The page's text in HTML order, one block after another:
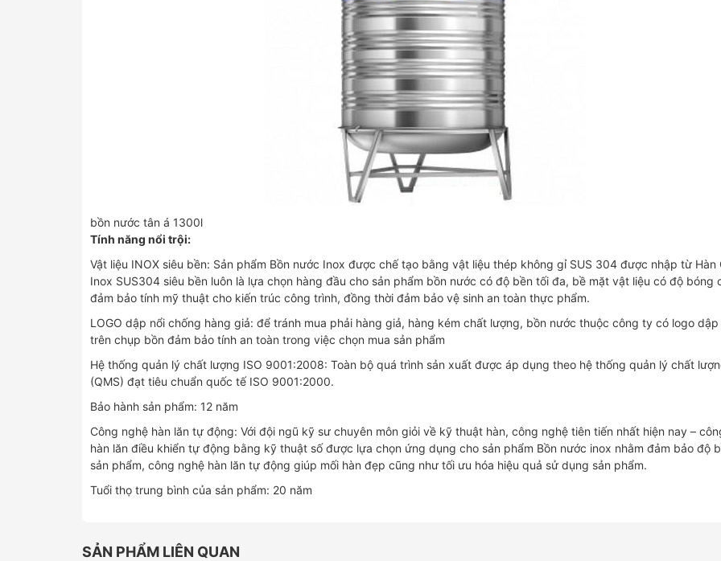
bồn nước tân á 1300l
Tính năng nổi trội:
Vật liệu INOX siêu bền: Sản phẩm Bồn nước Inox được chế tạo bằng vật liệu thép không gỉ SUS 304 được nhập từ Hàn
Inox SUS304 siêu bền luôn là lựa chọn hàng đầu cho sản phẩm bồn nước có độ bền tối đa, bề mặt vật liệu có độ bóng
đảm bảo tính mỹ thuật cho kiến trúc công trình, đồng thời đảm bảo vệ sinh an toàn thực phẩm.
LOGO dập nổi chống hàng giả: để tránh mua phải hàng giả, hàng kém chất lượng, bồn nước thuộc công ty có logo dập
trên chụp bồn đảm bảo tính an toàn trong việc chọn mua sản phẩm
Hệ thống quản lý chất lượng ISO 9001:2008: Toàn bộ quá trình sản xuất được áp dụng theo hệ thống quản lý chất
(QMS) đạt tiêu chuẩn quốc tế ISO 9001:2000.
Bảo hành sản phẩm: 12 năm
Công nghệ hàn lăn tự động: Với đội ngũ kỹ sư chuyên môn giỏi về kỹ thuật hàn, công nghệ tiên tiến nhất hiện nay –
hàn lăn điều khiển tự động bằng kỹ thuật số được lựa chọn ứng dụng cho sản phẩm Bồn nước inox nhằm đảm bảo độ
sản phẩm, công nghệ hàn lăn tự động giúp mối hàn đẹp cũng như tối ưu hóa hiệu quả sử dụng sản phẩm.
Tuổi thọ trung bình của sản phẩm: 20 năm
SẢN PHẨM LIÊN QUAN